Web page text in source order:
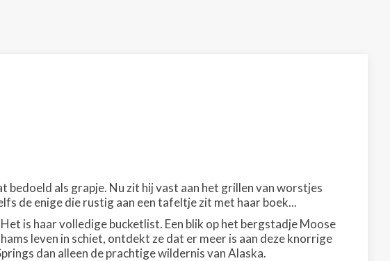
als grapje. Nu zit hij vast aan het grillen van worstjes
de enige die rustig aan een tafeltje zit met haar boek...
is haar volledige bucketlist. Een blik op het bergstadje Moose
leven in schiet, ontdekt ze dat er meer is aan deze knorrige
dan alleen de prachtige wildernis van Alaska.